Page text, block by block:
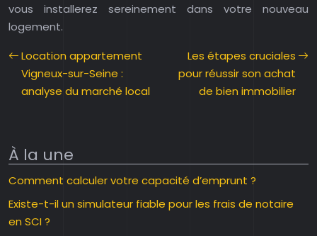
vous installerez sereinement dans votre nouveau
logement.
Location appartement
Vigneux-sur-Seine :
analyse du marché local
Les étapes cruciales
pour réussir son achat
de bien immobilier
À la une
Comment calculer votre capacité d’emprunt ?
Existe-t-il un simulateur fiable pour les frais de notaire
en SCI ?